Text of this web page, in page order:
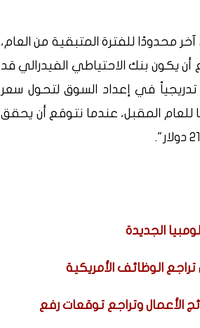
محدودًا للفترة المتبقية من العام،
أن يكون بنك الاحتياطي الفيدرالي قد
في إعداد السوق لتحول سعر
للعام المقبل، عندما نتوقع أن يحقق
الجديدة
الأعمال وتراجع توقعات رفع